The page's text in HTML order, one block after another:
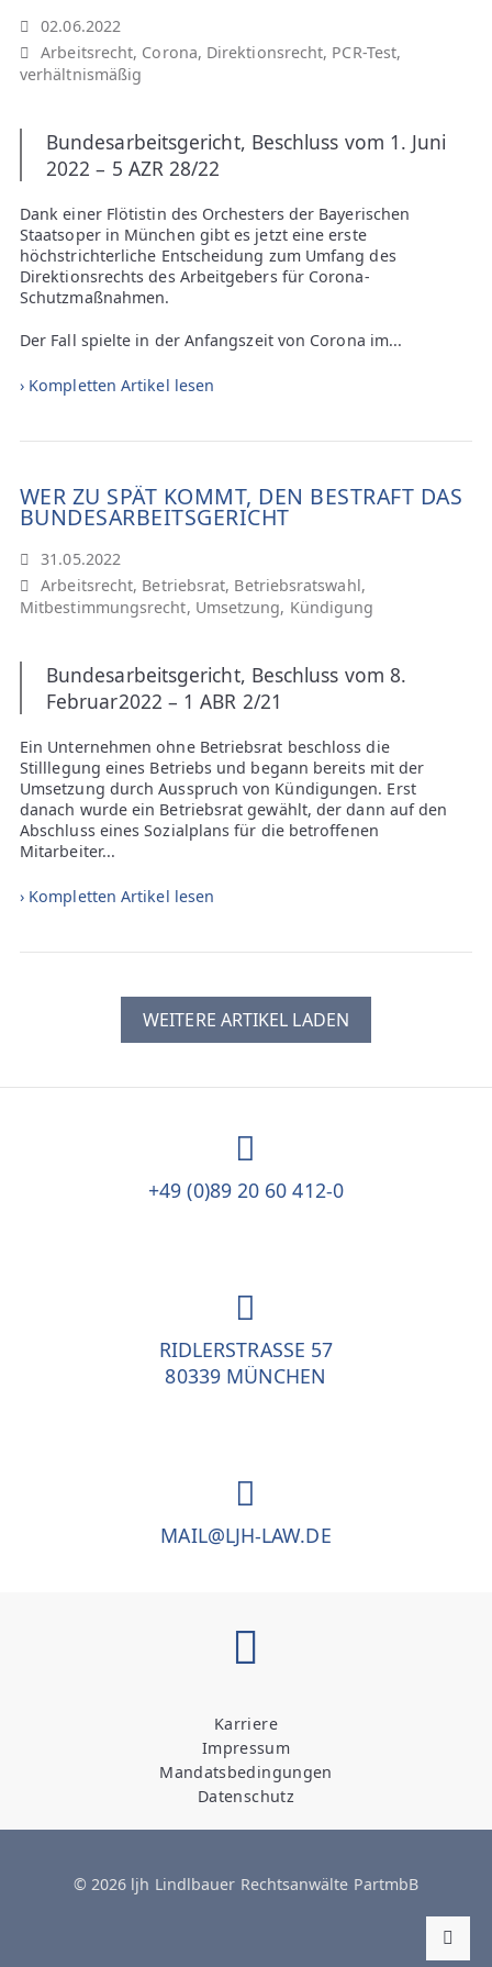
02.06.2022
Arbeitsrecht, Corona, Direktionsrecht, PCR-Test,
verhältnismäßig
Bundesarbeitsgericht, Beschluss vom 1. Juni
2022 – 5 AZR 28/22
Dank einer Flötistin des Orchesters der Bayerischen
Staatsoper in München gibt es jetzt eine erste
höchstrichterliche Entscheidung zum Umfang des
Direktionsrechts des Arbeitgebers für Corona-
Schutzmaßnahmen.
Der Fall spielte in der Anfangszeit von Corona im...
› Kompletten Artikel lesen
WER ZU SPÄT KOMMT, DEN BESTRAFT DAS
BUNDESARBEITSGERICHT
31.05.2022
Arbeitsrecht, Betriebsrat, Betriebsratswahl,
Mitbestimmungsrecht, Umsetzung, Kündigung
Bundesarbeitsgericht, Beschluss vom 8.
Februar2022 – 1 ABR 2/21
Ein Unternehmen ohne Betriebsrat beschloss die
Stilllegung eines Betriebs und begann bereits mit der
Umsetzung durch Ausspruch von Kündigungen. Erst
danach wurde ein Betriebsrat gewählt, der dann auf den
Abschluss eines Sozialplans für die betroffenen
Mitarbeiter...
› Kompletten Artikel lesen
WEITERE ARTIKEL LADEN
+49 (0)89 20 60 412-0
RIDLERSTRASSE 57
80339 MÜNCHEN
MAIL@LJH-LAW.DE
Karriere
Impressum
Mandatsbedingungen
Datenschutz
© 2026 ljh Lindlbauer Rechtsanwälte PartmbB